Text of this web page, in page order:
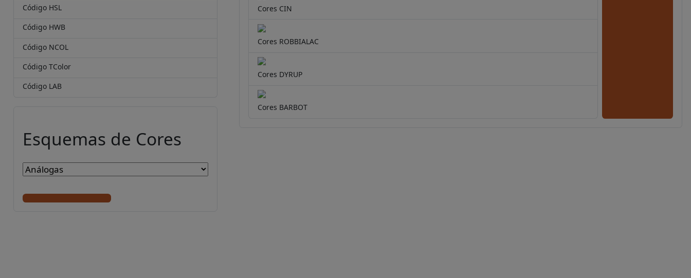
Código HSL
Código HWB
Código NCOL
Código TColor
Código LAB
Esquemas de Cores
Cores CIN
Cores ROBBIALAC
Cores DYRUP
Cores BARBOT